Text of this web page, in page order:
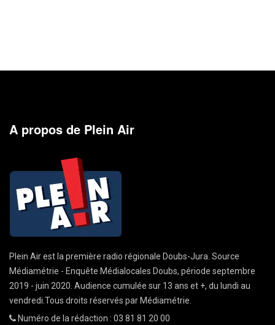
A propos de Plein Air
Plein Air est la première radio régionale Doubs-Jura. Source
Médiamétrie - Enquête Médialocales Doubs, période septembre
2019 - juin 2020. Audience cumulée sur 13 ans et +, du lundi au
vendredi.Tous droits réservés par Médiamétrie.
Numéro de la rédaction : 03 81 81 20 00